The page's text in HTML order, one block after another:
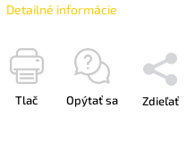
Detailné informácie
Tlač Opýtať sa Zdieľať